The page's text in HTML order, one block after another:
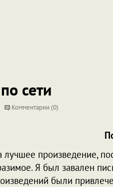
сети
Комментарии (0)
лучшее произведение,
Я был завален
были